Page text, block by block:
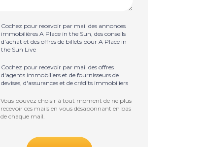
Cochez pour recevoir par mail des annonces
immobilières A Place in the Sun, des conseils
d'achat et des offres de billets pour A Place in
the Sun Live
Cochez pour recevoir par mail des offres
d'agents immobiliers et de fournisseurs de
devises, d'assurances et de crédits immobiliers
Vous pouvez choisir à tout moment de ne plus
recevoir ces mails en vous désabonnant en bas
de chaque mail.